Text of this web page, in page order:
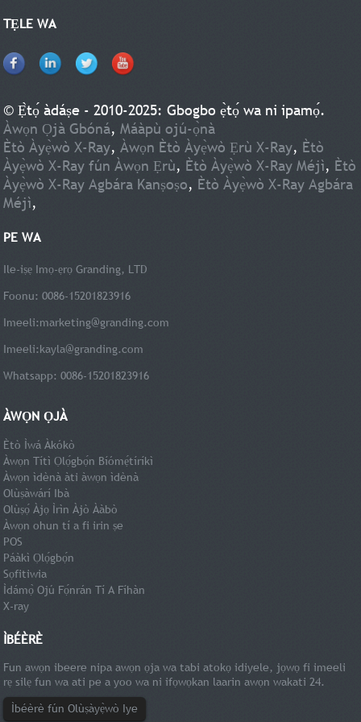
TẸLE WA
© Ẹ̀tọ́ àdáṣe - 2010-2025: Gbogbo ẹ̀tọ́ wa ni ipamọ́.
Àwọn Ọjà Gbóná,Máàpù ojú-ọ̀nà
Ètò Àyẹ̀wò X-Ray,Àwọn Ètò Àyẹ̀wò Ẹrù X-Ray, Ètò
Àyẹ̀wò X-Ray fún Àwọn Ẹrù, Ètò Àyẹ̀wò X-Ray Méjì, Ètò
Àyẹ̀wò X-Ray Agbára Kanṣoṣo, Ètò Àyẹ̀wò X-Ray Agbára
Méjì,
PE WA
Ile-iṣẹ Imọ-ẹrọ Granding, LTD
Foonu: 0086-15201823916
Imeeli:marketing@granding.com
Imeeli:kayla@granding.com
Whatsapp: 0086-15201823916
ÀWỌN ỌJÀ
Ètò Ìwá Àkókò
Àwọn Títì Ọlọ́gbọ́n Bíómẹ́tíríkì
Àwọn ìdènà àti àwọn ìdènà
Olùṣàwárí Ibà
Olùṣọ́ Àjọ Ìrìn Àjò Ààbò
Àwọn ohun tí a fi irin ṣe
POS
Páàkì Ọlọ́gbọ́n
Sọfitiwia
Ìdámọ̀ Ojú Fọ́nrán Tí A Fíhàn
X-ray
ÌBÉÈRÈ
Fun awọn ibeere nipa awọn ọja wa tabi atokọ idiyele, jọwọ fi imeeli
rẹ silẹ fun wa ati pe a yoo wa ni ifọwọkan laarin awọn wakati 24.
Ìbéèrè fún Olùṣàyẹ̀wò Iye